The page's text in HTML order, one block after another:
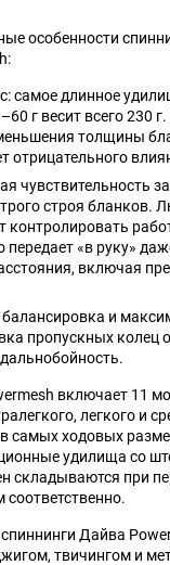
особенности
самое длинное
г весит всего 230
толщины
отрицательного
чувствительность
строя бланков.
контролировать
передает «в руку»
включая
балансировка и
пропускных колец
включает 11
легкого и
самых ходовых
удилища со
складываются при
соответственно.
Дайва
твичингом и